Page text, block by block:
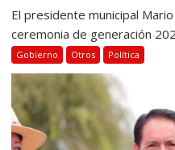
El presidente municipal
ceremonia de generación
Gobierno Otros Política